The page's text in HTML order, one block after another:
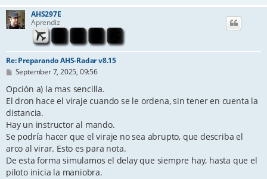
AHS297E
Aprendiz
Re: Preparando AHS-Radar v8.15
P
s
t
September 7, 2025, 09:56
Opción a) la mas sencilla.
El dron hace el viraje cuando se le ordena, sin tener en cuenta la
distancia.
Hay un instructor al mando.
Se podría hacer que el viraje no sea abrupto, que describa el
arco al virar. Esto es para nota.
De esta forma simulamos el delay que siempre hay, hasta que el
piloto inicia la maniobra.